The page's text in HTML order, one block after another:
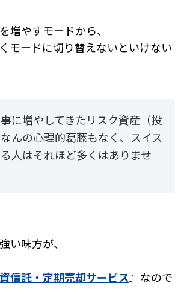
k
増やすモードから、
モードに切り替えないといけない
に増やしてきたリスク資産（投
なんの心理的葛藤もなく、
スイス
人はそれほど多くはありませ
い味方が、
信託・定期売却サービス』なので